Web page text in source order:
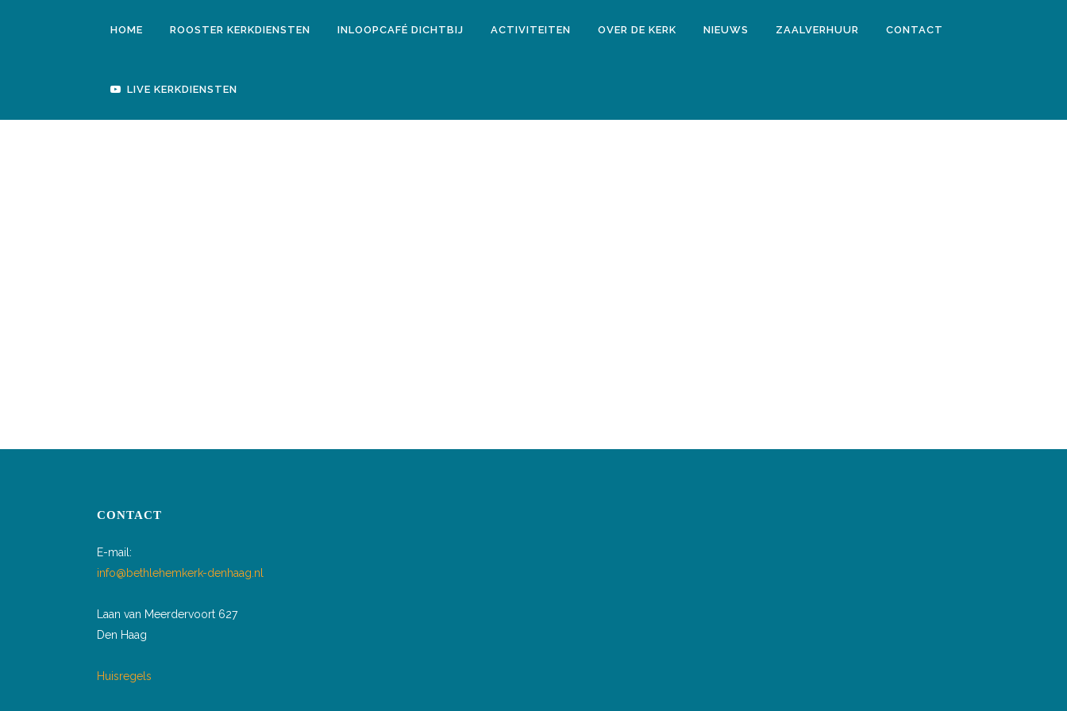
HOME ROOSTER KERKDIENSTEN INLOOPCAFÉ DICHTBIJ ACTIVITEITEN OVER DE KERK NIEUWS ZAALVERHUUR CONTACT
LIVE KERKDIENSTEN
CONTACT
E-mail:
info@bethlehemkerk-denhaag.nl
Laan van Meerdervoort 627
Den Haag
Huisregels